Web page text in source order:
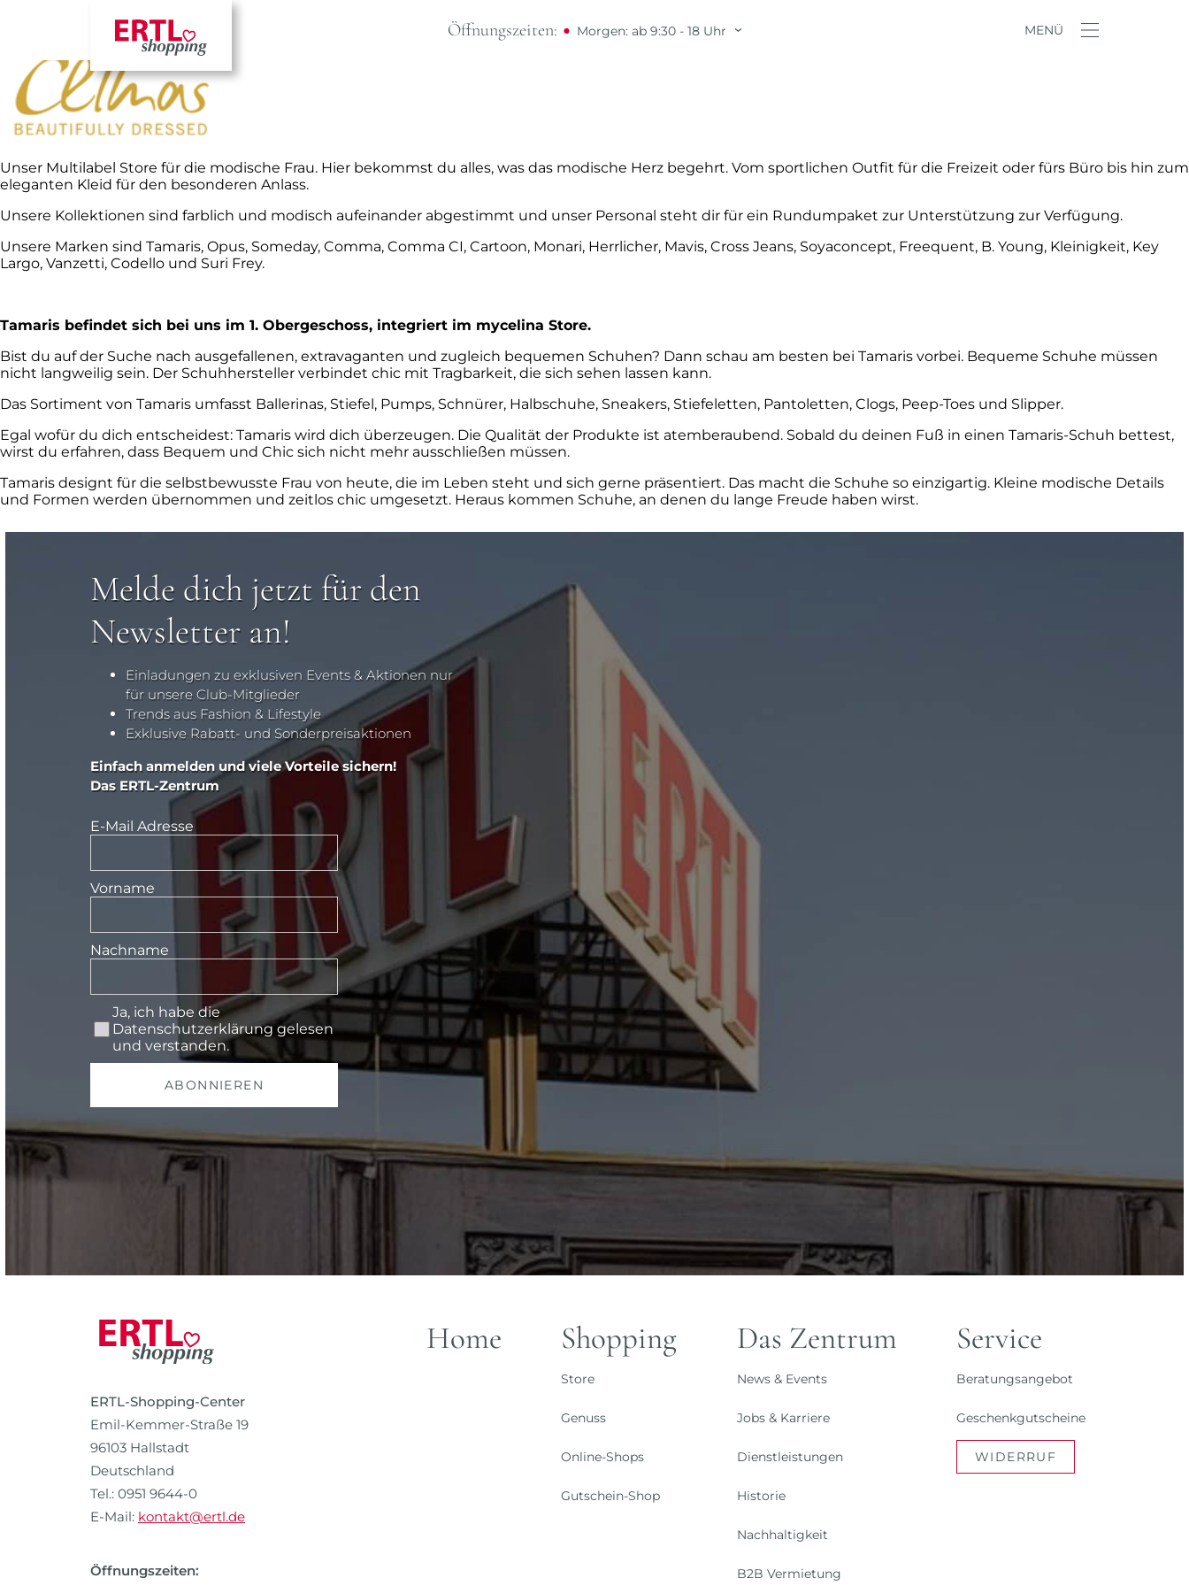
Öffnungszeiten: Morgen: ab 9:30 - 18 Uhr MENÜ
Unser Multilabel Store für die modische Frau. Hier bekommst du alles, was das modische Herz begehrt. Vom sportlichen Outfit für die Freizeit oder fürs Büro bis hin zum
eleganten Kleid für den besonderen Anlass.
Unsere Kollektionen sind farblich und modisch aufeinander abgestimmt und unser Personal steht dir für ein Rundumpaket zur Unterstützung zur Verfügung.
Unsere Marken sind Tamaris, Opus, Someday, Comma, Comma CI, Cartoon, Monari, Herrlicher, Mavis, Cross Jeans, Soyaconcept, Freequent, B. Young, Kleinigkeit, Key
Largo, Vanzetti, Codello und Suri Frey.
Tamaris befindet sich bei uns im 1. Obergeschoss, integriert im mycelina Store.
Bist du auf der Suche nach ausgefallenen, extravaganten und zugleich bequemen Schuhen? Dann schau am besten bei Tamaris vorbei. Bequeme Schuhe müssen
nicht langweilig sein. Der Schuhhersteller verbindet chic mit Tragbarkeit, die sich sehen lassen kann.
Das Sortiment von Tamaris umfasst Ballerinas, Stiefel, Pumps, Schnürer, Halbschuhe, Sneakers, Stiefeletten, Pantoletten, Clogs, Peep-Toes und Slipper.
Egal wofür du dich entscheidest: Tamaris wird dich überzeugen. Die Qualität der Produkte ist atemberaubend. Sobald du deinen Fuß in einen Tamaris-Schuh bettest,
wirst du erfahren, dass Bequem und Chic sich nicht mehr ausschließen müssen.
Tamaris designt für die selbstbewusste Frau von heute, die im Leben steht und sich gerne präsentiert. Das macht die Schuhe so einzigartig. Kleine modische Details
und Formen werden übernommen und zeitlos chic umgesetzt. Heraus kommen Schuhe, an denen du lange Freude haben wirst.
Melde dich jetzt für den
Newsletter an!
Einladungen zu exklusiven Events & Aktionen nur
für unsere Club-Mitglieder
Trends aus Fashion & Lifestyle
Exklusive Rabatt- und Sonderpreisaktionen
Einfach anmelden und viele Vorteile sichern!
Das ERTL-Zentrum
E-Mail Adresse
Vorname
Nachname
Ja, ich habe die
Datenschutzerklärunggelesen
und verstanden.
ABONNIEREN
ERTL-Shopping-Center
Emil-Kemmer-Straße 19
96103 Hallstadt
Deutschland
Tel.: 0951 9644-0
E-Mail: kontakt@ertl.de
Öffnungszeiten:
Home Shopping
Store
Genuss
Online-Shops
Gutschein-Shop
Das Zentrum
News & Events
Jobs & Karriere
Dienstleistungen
Historie
Nachhaltigkeit
B2B Vermietung
Service
Beratungsangebot
Geschenkgutscheine
WIDERRUF